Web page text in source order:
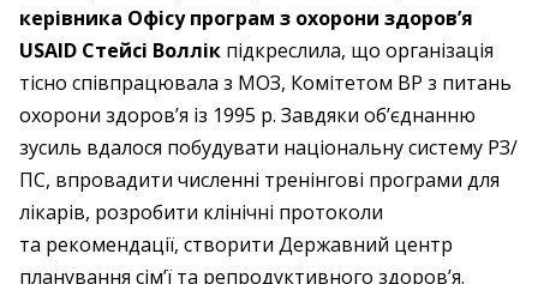
керівника Офісу програм з охорони здоров’я
USAID Стейсі Воллік підкреслила, що організація
тісно співпрацювала з МОЗ, Комітетом ВР з питань
охорони здоров’я із 1995 р. Завдяки об’єднанню
зусиль вдалося побудувати національну систему РЗ/
ПС, впровадити численні тренінгові програми для
лікарів, розробити клінічні протоколи
та рекомендації, створити Державний центр
планування сім’ї та репродуктивного здоров’я.